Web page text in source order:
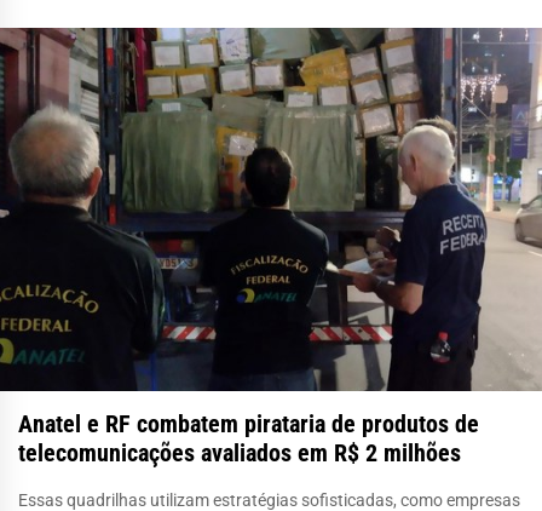
Anatel e RF combatem pirataria de produtos de
telecomunicações avaliados em R$ 2 milhões
Essas quadrilhas utilizam estratégias sofisticadas, como empresas